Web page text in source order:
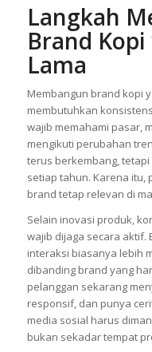
Langkah
Brand
Lama
Membangun brand kopi
membutuhkan
wajib memahami pasar,
mengikuti perubahan
terus berkembang,
setiap tahun. Karena itu,
brand tetap relevan di
Selain inovasi produk,
wajib dijaga secara aktif.
interaksi biasanya lebih
dibanding brand yang
pelanggan sekarang
responsif, dan punya
media sosial harus
bukan sekadar tempat